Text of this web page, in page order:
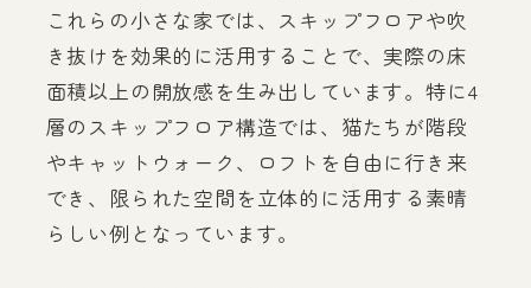
これらの小さな家では、スキップフロアや吹
き抜けを効果的に活用することで、実際の床
面積以上の開放感を生み出しています。特に4
層のスキップフロア構造では、猫たちが階段
やキャットウォーク、ロフトを自由に行き来
でき、限られた空間を立体的に活用する素晴
らしい例となっています。